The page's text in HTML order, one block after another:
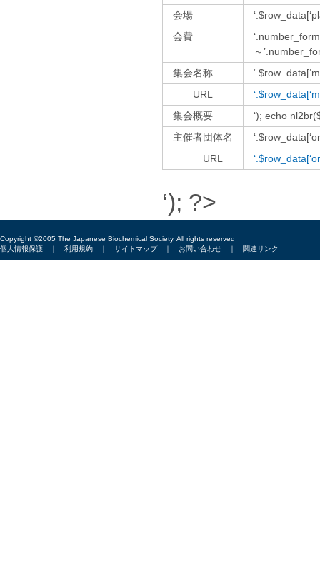
会場
会費
～
集会名称
URL
集会概要
‘); echo
主催者団体名
URL
‘); ?>
Copyright ©2005 The Japanese Biochemical Society, All rights reserved
個人情報保護 ｜ 利用規約 ｜ サイトマップ｜ お問い合わせ ｜ 関連リンク